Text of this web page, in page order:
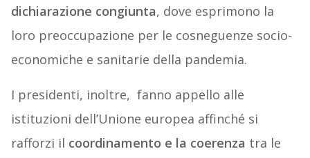
dichiarazione congiunta, dove esprimono la
loro preoccupazione per le cosneguenze socio-
economiche e sanitarie della pandemia.
I presidenti, inoltre, fanno appello alle
istituzioni dell’Unione europea affinché si
rafforzi il coordinamento e la coerenza tra le